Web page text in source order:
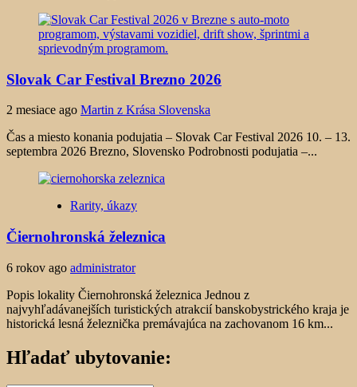
Slovak Car Festival Brezno 2026
2 mesiace ago Martin z Krása Slovenska
Čas a miesto konania podujatia – Slovak Car Festival 2026 10. – 13.
septembra 2026 Brezno, Slovensko Podrobnosti podujatia –...
Rarity, úkazy
Čiernohronská železnica
6 rokov ago administrator
Popis lokality Čiernohronská železnica Jednou z
najvyhľadávanejších turistických atrakcií banskobystrického kraja je
historická lesná železnička premávajúca na zachovanom 16 km...
Hľadať ubytovanie: